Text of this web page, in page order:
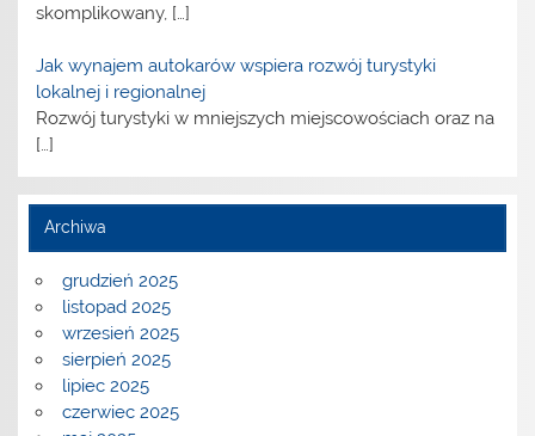
skomplikowany, […]
Jak wynajem autokarów wspiera rozwój turystyki
lokalnej i regionalnej
Rozwój turystyki w mniejszych miejscowościach oraz na
[…]
Archiwa
grudzień 2025
listopad 2025
wrzesień 2025
sierpień 2025
lipiec 2025
czerwiec 2025